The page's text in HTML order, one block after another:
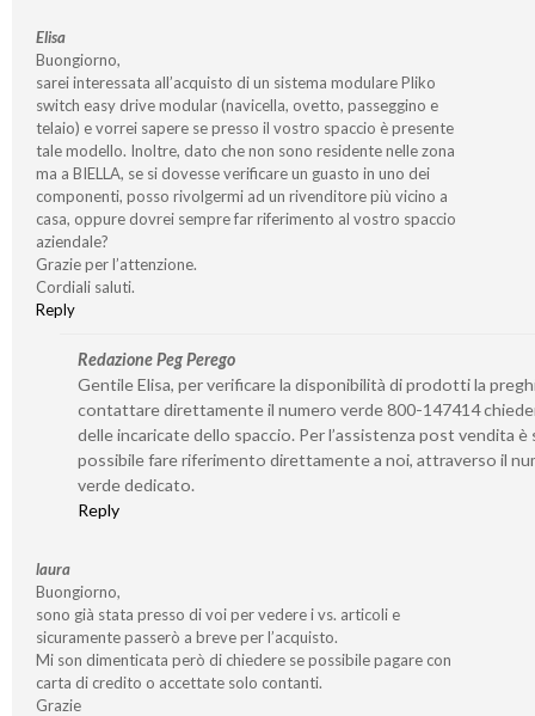
Elisa
Buongiorno,
sarei interessata all’acquisto di un sistema modulare Pliko
switch easy drive modular (navicella, ovetto, passeggino e
telaio) e vorrei sapere se presso il vostro spaccio è presente
tale modello. Inoltre, dato che non sono residente nelle zona
ma a BIELLA, se si dovesse verificare un guasto in uno dei
componenti, posso rivolgermi ad un rivenditore più vicino a
casa, oppure dovrei sempre far riferimento al vostro spaccio
aziendale?
Grazie per l’attenzione.
Cordiali saluti.
Reply
Redazione Peg Perego
Gentile Elisa, per verificare la disponibilità di prodotti la
contattare direttamente il numero verde 800-147414
delle incaricate dello spaccio. Per l’assistenza post vendita è
possibile fare riferimento direttamente a noi, attraverso il
verde dedicato.
Reply
laura
Buongiorno,
sono già stata presso di voi per vedere i vs. articoli e
sicuramente passerò a breve per l’acquisto.
Mi son dimenticata però di chiedere se possibile pagare con
carta di credito o accettate solo contanti.
Grazie